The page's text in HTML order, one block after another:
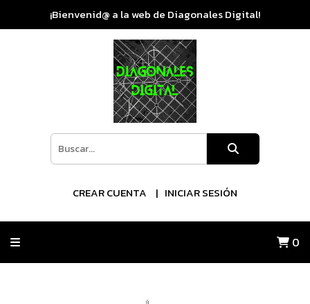
¡Bienvenid@ a la web de Diagonales Digital!
CREAR CUENTA INICIAR SESIÓN
0